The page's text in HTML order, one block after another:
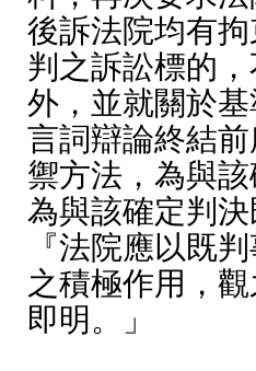
後訴法院均有
判之訴訟標的
外，並就關於
言詞辯論終結
禦方法，為與
為與該確定判
『法院應以既
之積極作用，
即明。」